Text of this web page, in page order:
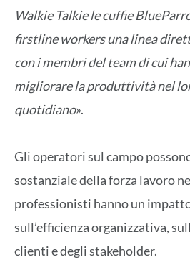
Walkie Talkie le cuffie
firstline workers una linea
con i membri del team di cui
migliorare la produttività nel
quotidiano».
Gli operatori sul campo
sostanziale della forza lavoro
professionisti hanno un
sull’efficienza organizzativa,
clienti e degli stakeholder.